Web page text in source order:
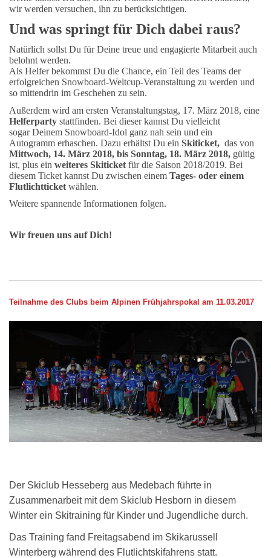
wir werden versuchen, ihn zu berücksichtigen.
Und was springt für Dich dabei raus?
Natürlich sollst Du für Deine treue und engagierte Mitarbeit auch
belohnt werden.
Als Helfer bekommst Du die Chance, ein Teil des Teams der
erfolgreichen Snowboard-Weltcup-Veranstaltung zu werden und
so mittendrin im Geschehen zu sein.
Außerdem wird am ersten Veranstaltungstag, 17. März 2018, eine
Helferparty stattfinden. Bei dieser kannst Du vielleicht
sogar Deinem Snowboard-Idol ganz nah sein und ein
Autogramm erhaschen. Dazu erhältst Du ein Skiticket, das von
Mittwoch, 14. März 2018, bis Sonntag, 18. März 2018, gültig
ist, plus ein weiteres Skiticket für die Saison 2018/2019. Bei
diesem Ticket kannst Du zwischen einem Tages- oder einem
Flutlichtticket wählen.
Weitere spannende Informationen folgen.
Wir freuen uns auf Dich!
Teilnahme des Clubs beim Alpinen Frühjahrspokal am 11.03.2017
Der Skiclub Hesseberg aus Medebach führte in
Zusammenarbeit mit dem Skiclub Hesborn in diesem
Winter ein Skitraining für Kinder und Jugendliche durch.
Das Training fand Freitagsabend im Skikarussell
Winterberg während des Flutlichtskifahrens statt.